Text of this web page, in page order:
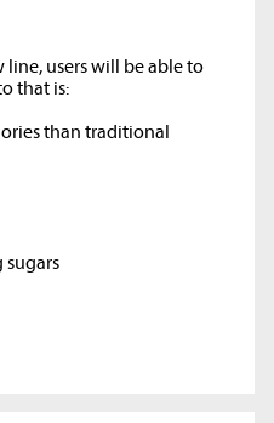
users will be able to
that is:
than traditional